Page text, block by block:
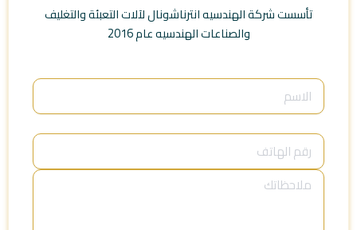
تأسست شركة الهندسيه انترناشونال لآلات التعبئة والتغليف
والصناعات الهندسيه عام 2016